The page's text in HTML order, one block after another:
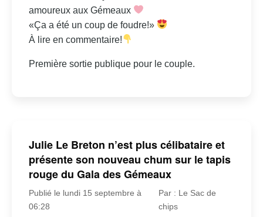
amoureux aux Gémeaux
«Ça a été un coup de foudre!»
À lire en commentaire!
Première sortie publique pour le couple.
Julie Le Breton n’est plus célibataire et
présente son nouveau chum sur le tapis
rouge du Gala des Gémeaux
Publié le lundi 15 septembre à
06:28
Par : Le Sac de
chips